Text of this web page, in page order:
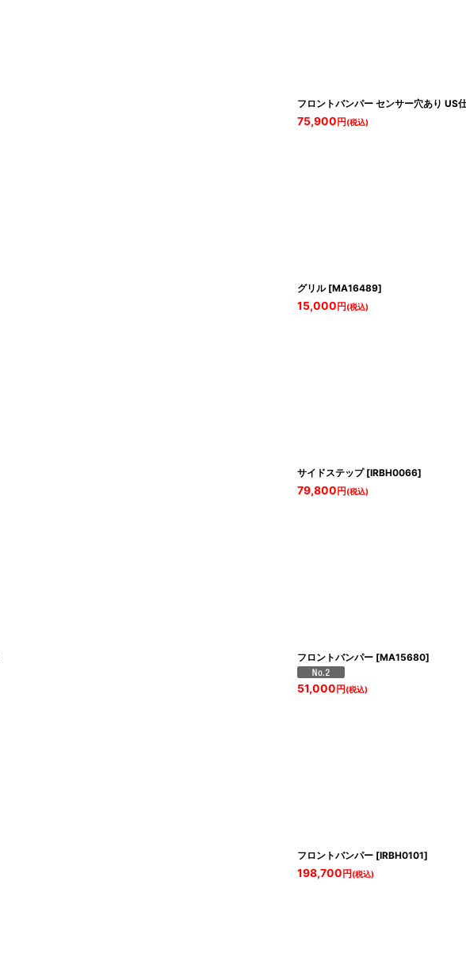
フロントバンパー センサー穴あり US
75,900円(税込)
グリル [MA16489]
15,000円(税込)
サイドステップ [IRBH0066]
79,800円(税込)
フロントバンパー [MA15680]
51,000 円 (税込)
フロントバンパー [IRBH0101]
198,700 円 (税込)